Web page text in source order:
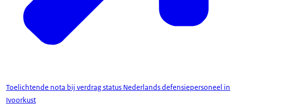
Toelichtende nota bij verdrag status Nederlands defensiepersoneel in
Ivoorkust